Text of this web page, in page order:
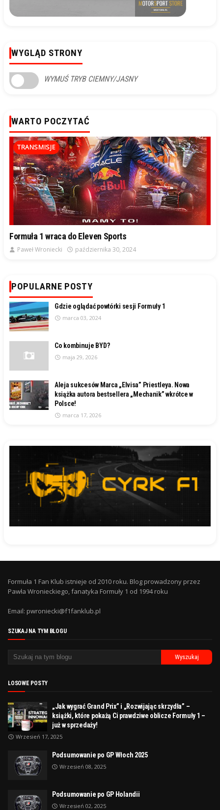
WYGLĄD STRONY
WYMUŚ TRYB CIEMNY/JASNY
WARTO POCZYTAĆ
TRANSMISJE
Formuła 1 wraca do Eleven Sports
Paweł Wroniecki października 30, 2024
POPULARNE POSTY
Gdzie oglądać powtórki sesji Formuły 1
marca 03, 2024
Co kombinuje BYD?
maja 29, 2026
Aleja sukcesów Marca „Elvisa” Priestleya. Nowa
książka autora bestsellera „Mechanik” wkrótce w
Polsce!
marca 17, 2026
Formuła 1 Fan Klub istnieje od 2010 roku. Blog prowadzony przez
Pawła Wronieckiego, fanatyka Formuły 1 od 1994 roku
Email: pwroniecki@f1fanklub.pl
SZUKAJ NA TYM BLOGU
LOSOWE POSTY
„Jak wygrać Grand Prix” i „Rozwijając skrzydła” –
książki, które pokażą Ci prawdziwe oblicze Formuły 1 –
już w sprzedaży!
Wrzesień 17, 2025
Podsumowanie po GP Włoch 2025
Wrzesień 08, 2025
Podsumowanie po GP Holandii
Wrzesień 02, 2025